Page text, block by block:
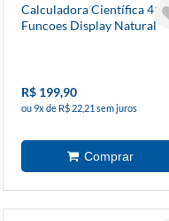
Calculadora Científica 417
Funcoes Display Natural
R$ 199,90
ou 9x de R$ 22,21 sem juros